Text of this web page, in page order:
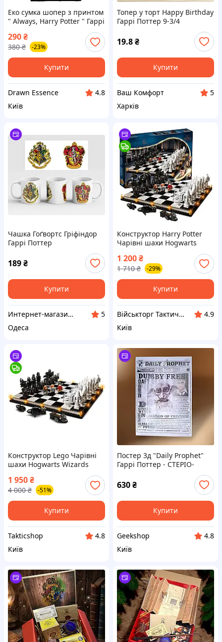
Еко сумка шопер з принтом
" Always, Harry Potter " Гаррі
290₴
380 ₴ -23%
Купити
Drawn Essence
4.8
Київ
Топер у торт Happy Birthday
Гаррі Поттер 9-3/4
19.8₴
Купити
Ваш Комфорт
5
Харків
Чашка Гоґвортс Гріфіндор
Гаррі Поттер
189₴
Купити
Интернет-магазин SixPics
5
Одеса
Конструктор Harry Potter
Чарівні шахи Hogwarts
Гаррі Поттер Герміона Рон
1 200₴
1 710 ₴ -29%
Купити
Військторг Тактичне спорядження
4.9
Київ
Конструктор Lego Чарівні
шахи Hogwarts Wizards
Поттер Герміона Рон 76392
1 950₴
4 000 ₴ -51%
Купити
Takticshop
4.8
Київ
Постер 3д "Daily Prophet"
Гаррі Поттер - СТЕРІО-
630₴
Купити
Geekshop
4.8
Київ